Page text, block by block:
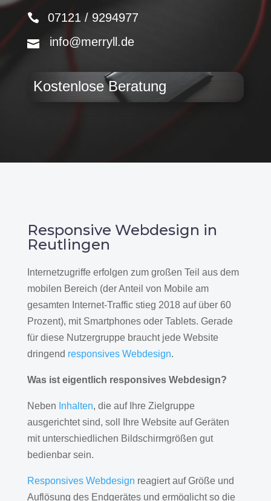
07121 / 9294977
info@merryll.de
Kostenlose Beratung
Responsive Webdesign in
Reutlingen
Internetzugriffe erfolgen zum großen Teil aus dem
mobilen Bereich (der Anteil von Mobile am
gesamten Internet-Traffic stieg 2018 auf über 60
Prozent), mit Smartphones oder Tablets. Gerade
für diese Nutzergruppe braucht jede Website
dringend responsives Webdesign.
Was ist eigentlich responsives Webdesign?
Neben Inhalten, die auf Ihre Zielgruppe
ausgerichtet sind, soll Ihre Website auf Geräten
mit unterschiedlichen Bildschirmgrößen gut
bedienbar sein.
Responsives Webdesign reagiert auf Größe und
Auflösung des Endgerätes und ermöglicht so die